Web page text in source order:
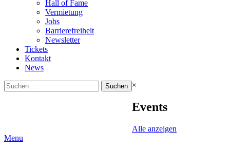
Hall of Fame
Vermietung
Jobs
Barrierefreiheit
Newsletter
Tickets
Kontakt
News
Suchen
nach:
×
Events
Alle anzeigen
Menu